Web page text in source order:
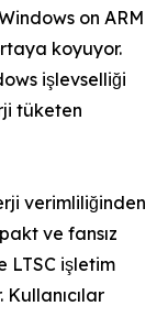
on ARM
koyuyor.
işlevselliği
tüketen
verimliliğinden
ve fansız
LTSC işletim
Kullanıcılar